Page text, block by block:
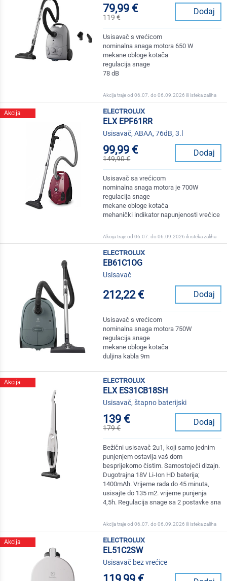
79,99 €
119 €
Dodaj
Usisavač s vrećicom
nominalna snaga motora 650 W
mekane obloge kotača
regulacija snage
78 dB
Akcija traje od 06.07. do 06.09.2026 ili isteka zaliha
Akcija
electrolux
ELX EPF61RR
Usisavač, ABAA, 76dB, 3.l
99,99 €
149,90 €
Dodaj
Usisavač sa vrećicom
nominalna snaga motora je 700W
regulacija snage
mekane obloge kotača
mehanički indikator napunjenosti vrećice
Akcija traje od 06.07. do 06.09.2026 ili isteka zaliha
electrolux
EB61C1OG
Usisavač
212,22 € Dodaj
Usisavač s vrećicom
nominalna snaga motora 750W
regulacija snage
mekane obloge kotača
duljina kabla 9m
Akcija
electrolux
ELX ES31CB18SH
Usisavač, štapno baterijski
139 €
179 €
Dodaj
Bežični usisavač 2u1, koji samo jednim
punjenjem ostavlja vaš dom
besprijekorno čistim. Samostojeći dizajn.
Dugotrajna 18V Li-Ion HD baterija;
1400mAh. Vrijeme rada do 45 minuta,
usisajte do 135 m2. vrijeme punjenja
4,5h. Regulacija snage sa 2 postavke sna
Akcija traje od 06.07. do 06.09.2026 ili isteka zaliha
Akcija
electrolux
EL51C2SW
Usisavač bez vrećice